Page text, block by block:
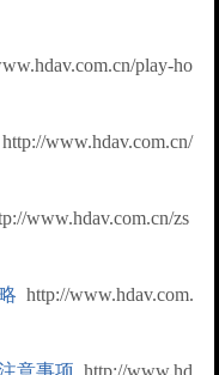
play-ho
http://www.hdav.com.cn/
www.hdav.com.cn/zs
http://www.hdav.com.
意事项 http://www.hd